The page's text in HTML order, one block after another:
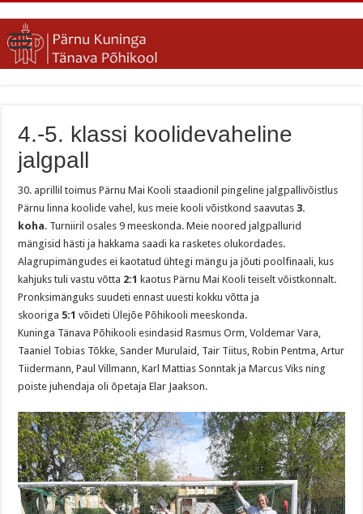
4.-5. klassi koolidevaheline
jalgpall
30. aprillil toimus Pärnu Mai Kooli staadionil pingeline jalgpallivõistlus
Pärnu linna koolide vahel, kus meie kooli võistkond saavutas3.
koha. Turniiril osales 9 meeskonda. Meie noored jalgpallurid
mängisid hästi ja hakkama saadi ka rasketes olukordades.
Alagrupimängudes ei kaotatud ühtegi mängu ja jõuti poolfinaali, kus
kahjuks tuli vastu võtta 2:1 kaotus Pärnu Mai Kooli teiselt võistkonnalt.
Pronksimänguks suudeti ennast uuesti kokku võtta ja
skooriga 5:1 võideti Ülejõe Põhikooli meeskonda.
Kuninga Tänava Põhikooli esindasid Rasmus Orm, Voldemar Vara,
Taaniel Tobias Tõkke, Sander Murulaid, Tair Tiitus, Robin Pentma, Artur
Tiidermann, Paul Villmann, Karl Mattias Sonntak ja Marcus Viks ning
poiste juhendaja oli õpetaja Elar Jaakson.